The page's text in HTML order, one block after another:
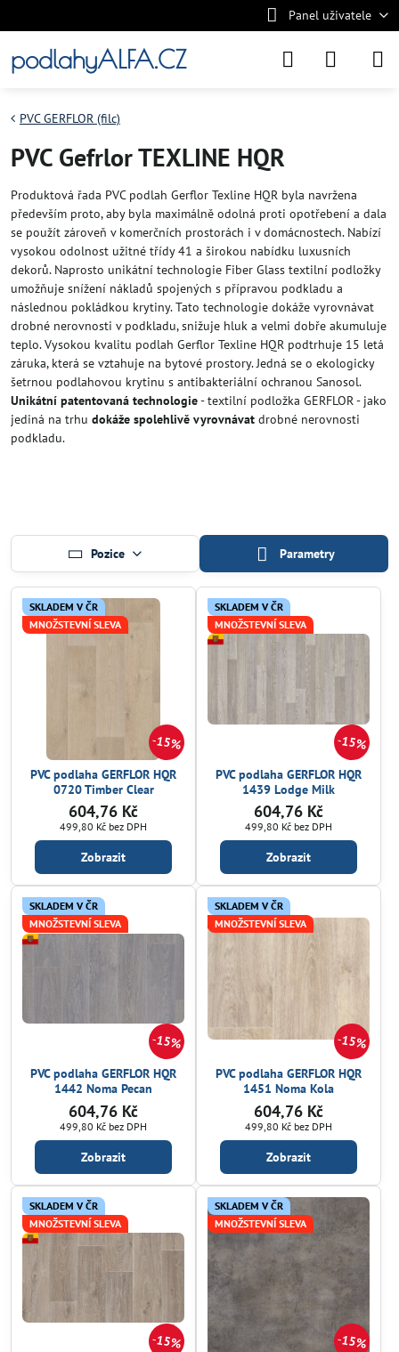
Panel uživatele
podlahyALFA.CZ
PVC GERFLOR (filc)
PVC Gefrlor TEXLINE HQR
Produktová řada PVC podlah Gerflor Texline HQR byla navržena
především proto, aby byla maximálně odolná proti opotřebení a dala
se použít zároveň v komerčních prostorách i v domácnostech. Nabízí
vysokou odolnost užitné třídy 41 a širokou nabídku luxusních
dekorů. Naprosto unikátní technologie Fiber Glass textilní podložky
umožňuje snížení nákladů spojených s přípravou podkladu a
následnou pokládkou krytiny. Tato technologie dokáže vyrovnávat
drobné nerovnosti v podkladu, snižuje hluk a velmi dobře akumuluje
teplo. Vysokou kvalitu podlah Gerflor Texline HQR podtrhuje 15 letá
záruka, která se vztahuje na bytové prostory. Jedná se o ekologicky
šetrnou podlahovou krytinu s antibakteriální ochranou Sanosol.
Unikátní patentovaná technologie- textilní podložka GERFLOR - jako
jediná na trhu dokáže spolehlivě vyrovnávat drobné nerovnosti
podkladu.
Pozice Parametry
15%
SKLADEM V ČR
MNOŽSTEVNÍ SLEVA
PVC podlaha GERFLOR HQR
0720 Timber Clear
604,76 Kč
499,80 Kč bez DPH
Zobrazit
15%
SKLADEM V ČR
MNOŽSTEVNÍ SLEVA
PVC podlaha GERFLOR HQR
1439 Lodge Milk
604,76 Kč
499,80 Kč bez DPH
Zobrazit
15%
SKLADEM V ČR
MNOŽSTEVNÍ SLEVA
PVC podlaha GERFLOR HQR
1442 Noma Pecan
604,76 Kč
499,80 Kč bez DPH
Zobrazit
15%
SKLADEM V ČR
MNOŽSTEVNÍ SLEVA
PVC podlaha GERFLOR HQR
1451 Noma Kola
604,76 Kč
499,80 Kč bez DPH
Zobrazit
15%
SKLADEM V ČR
MNOŽSTEVNÍ SLEVA
15%
SKLADEM V ČR
MNOŽSTEVNÍ SLEVA